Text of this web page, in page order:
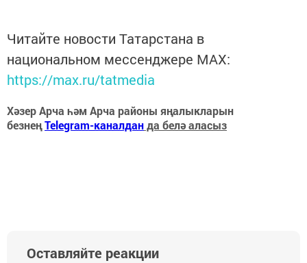
Читайте новости Татарстана в
национальном мессенджере MАХ:
https://max.ru/tatmedia
Хәзер Арча һәм Арча районы яңалыкларын
безнеңTelegram-каналданда белә аласыз
Оставляйте реакции